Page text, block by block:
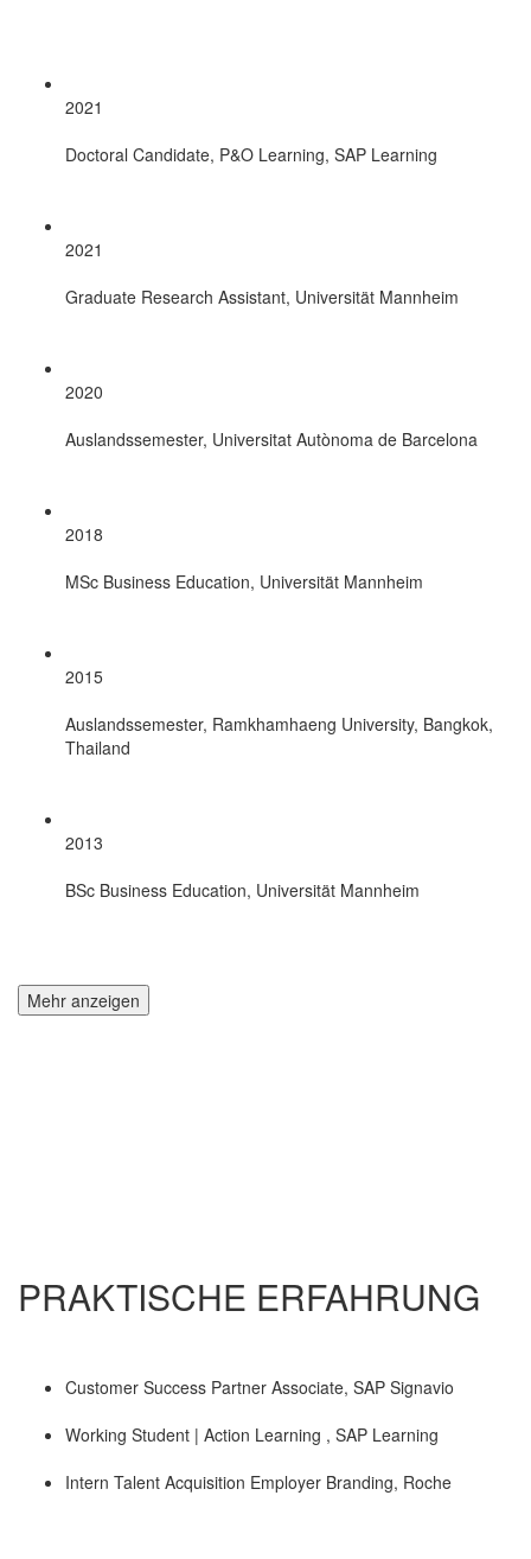
2021
Doctoral Candidate, P&O Learning, SAP Learning
2021
Graduate Research Assistant, Universität Mannheim
2020
Auslandssemester, Universitat Autònoma de Barcelona
2018
MSc Business Education, Universität Mannheim
2015
Auslandssemester, Ramkhamhaeng University, Bangkok,
Thailand
2013
BSc Business Education, Universität Mannheim
Mehr anzeigen
PRAKTISCHE ERFAHRUNG
Customer Success Partner Associate, SAP Signavio
Working Student | Action Learning , SAP Learning
Intern Talent Acquisition Employer Branding, Roche